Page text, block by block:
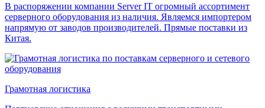
В распоряжении компании Server IT огромный ассортимент
серверного оборудования из наличия. Являемся импортером
напрямую от заводов производителей. Прямые поставки из
Китая.
Грамотная логистика